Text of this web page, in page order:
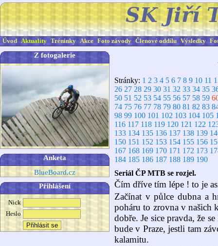
Úvod Aktuality Tréninky Akce Foto závody Členové oddílu Výsledky
Z fotogalerie
Anketa
BlueBoard.cz
Přihlášení
Nick
Heslo
Stránky: 1 2 3 4 5 6 7 8 9 10 11
26 27 28 29 30 31 32 33 34 35
50 51 52 53 54 55 56 57 58 59
74 75 76 77 78 79 80 81 82 83
98 99 100 101 102 103 104 105
116 117 118 119 120 121 122
133 134 135 136 137 138 139
150 151 152 153 154 155 156
167 168 169 170 171 172 173
184 185 186 187 188 189 190
Seriál ČP MTB se rozjel.
Čím dříve tím lépe ! to je
Začínat v půlce dubna a
poháru to zrovna v našich
dobře. Je sice pravda, že
bude v Praze, jestli tam
kalamitu.